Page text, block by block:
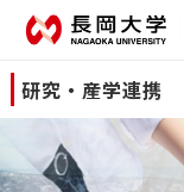
研究・産学連携